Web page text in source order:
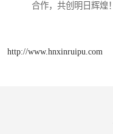
合作，共创明日辉煌！
http://www.hnxinruipu.com